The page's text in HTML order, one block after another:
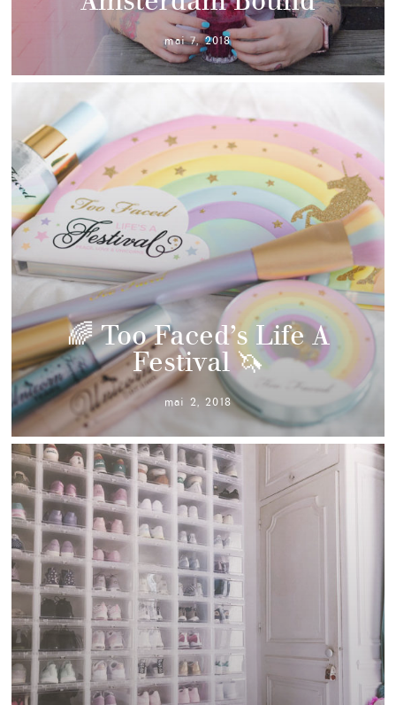
mai 7, 2018
🌈 Too Faced’s Life A
Festival 🦄
mai 2, 2018